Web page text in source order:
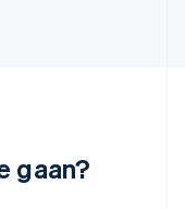
gaan?